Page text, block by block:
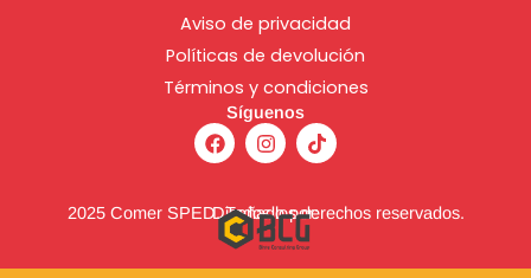
Aviso de privacidad
Políticas de devolución
Términos y condiciones
Síguenos
F
a
c
b
o
o
I
n
s
a
g
r
T
i
k
o
2025 Comer SPED. Todos los derechos reservados.
Diseñado por: